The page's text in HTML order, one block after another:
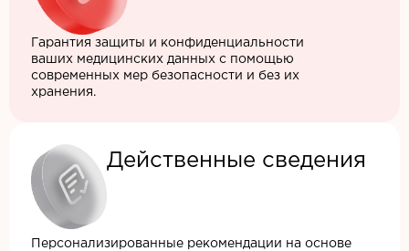
Гарантия защиты и конфиденциальности
ваших медицинских данных с помощью
современных мер безопасности и без их
хранения.
Действенные сведения
Персонализированные рекомендации на основе